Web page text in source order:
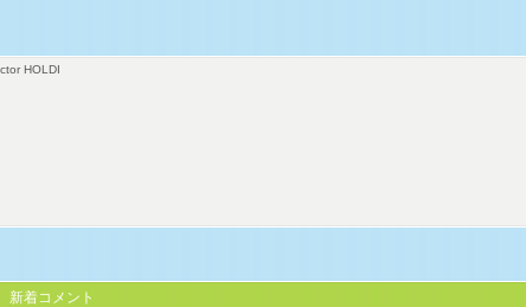
HOLDI
新着コメント